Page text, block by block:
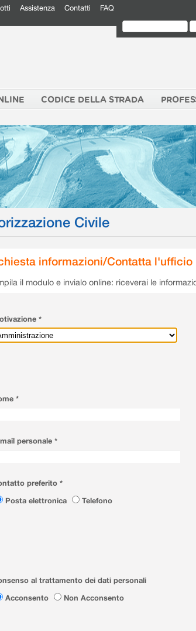
Assistenza Contatti FAQ
CODICE DELLA STRADA
Civile
informazioni/Contatta l'ufficio
il modulo e invialo online: riceverai le
*
*
personale *
preferito *
Posta elettronica
Telefono
al trattamento dei dati personali
Acconsento
Non Acconsento